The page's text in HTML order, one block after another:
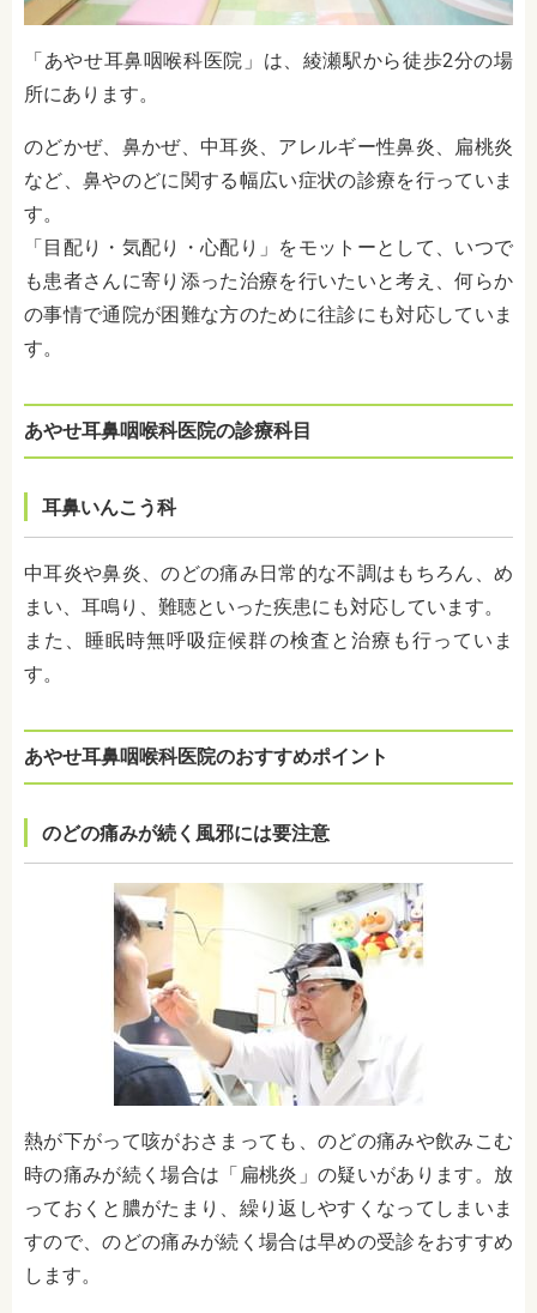
「あやせ耳鼻咽喉科医院」は、綾瀬駅から徒歩2分の場
所にあります。
のどかぜ、鼻かぜ、中耳炎、アレルギー性鼻炎、扁桃炎
など、鼻やのどに関する幅広い症状の診療を行っていま
す。
「目配り・気配り・心配り」をモットーとして、いつで
も患者さんに寄り添った治療を行いたいと考え、何らか
の事情で通院が困難な方のために往診にも対応していま
す。
あやせ耳鼻咽喉科医院の診療科目
耳鼻いんこう科
中耳炎や鼻炎、のどの痛み日常的な不調はもちろん、め
まい、耳鳴り、難聴といった疾患にも対応しています。
また、睡眠時無呼吸症候群の検査と治療も行っていま
す。
あやせ耳鼻咽喉科医院のおすすめポイント
のどの痛みが続く風邪には要注意
熱が下がって咳がおさまっても、のどの痛みや飲みこむ
時の痛みが続く場合は「扁桃炎」の疑いがあります。放
っておくと膿がたまり、繰り返しやすくなってしまいま
すので、のどの痛みが続く場合は早めの受診をおすすめ
します。